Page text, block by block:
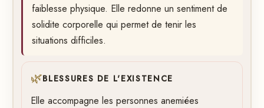
faiblesse physique. Elle redonne un sentiment de
solidite corporelle qui permet de tenir les
situations difficiles.
🌿BLESSURES DE L'EXISTENCE
Elle accompagne les personnes anemiées